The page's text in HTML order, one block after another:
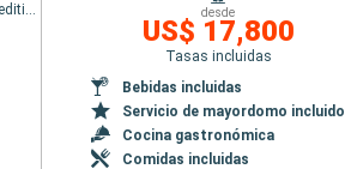
Silver cloud Expedition
desde
US$ 17,800
Tasas incluidas
Bebidas incluidas
Servicio de mayordomo incluido
Cocina gastronómica
Comidas incluidas